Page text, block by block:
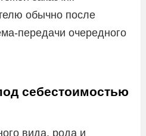
обычно после
передачи очередного
себестоимостью
вида, рода и